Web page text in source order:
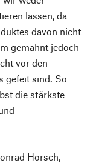
lassen, da
davon nicht
gemahnt jedoch
vor den
gefeit sind. So
die stärkste
Horsch,